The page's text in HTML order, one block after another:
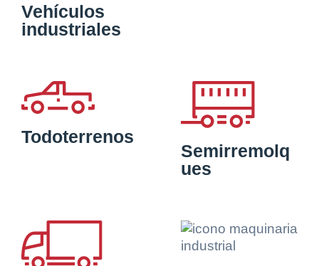
Vehículos
industriales
Todoterrenos
Semirremolq
ues